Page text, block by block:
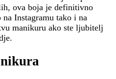
ova boja je definitivno
Instagramu tako i na
manikuru ako ste ljubitelj